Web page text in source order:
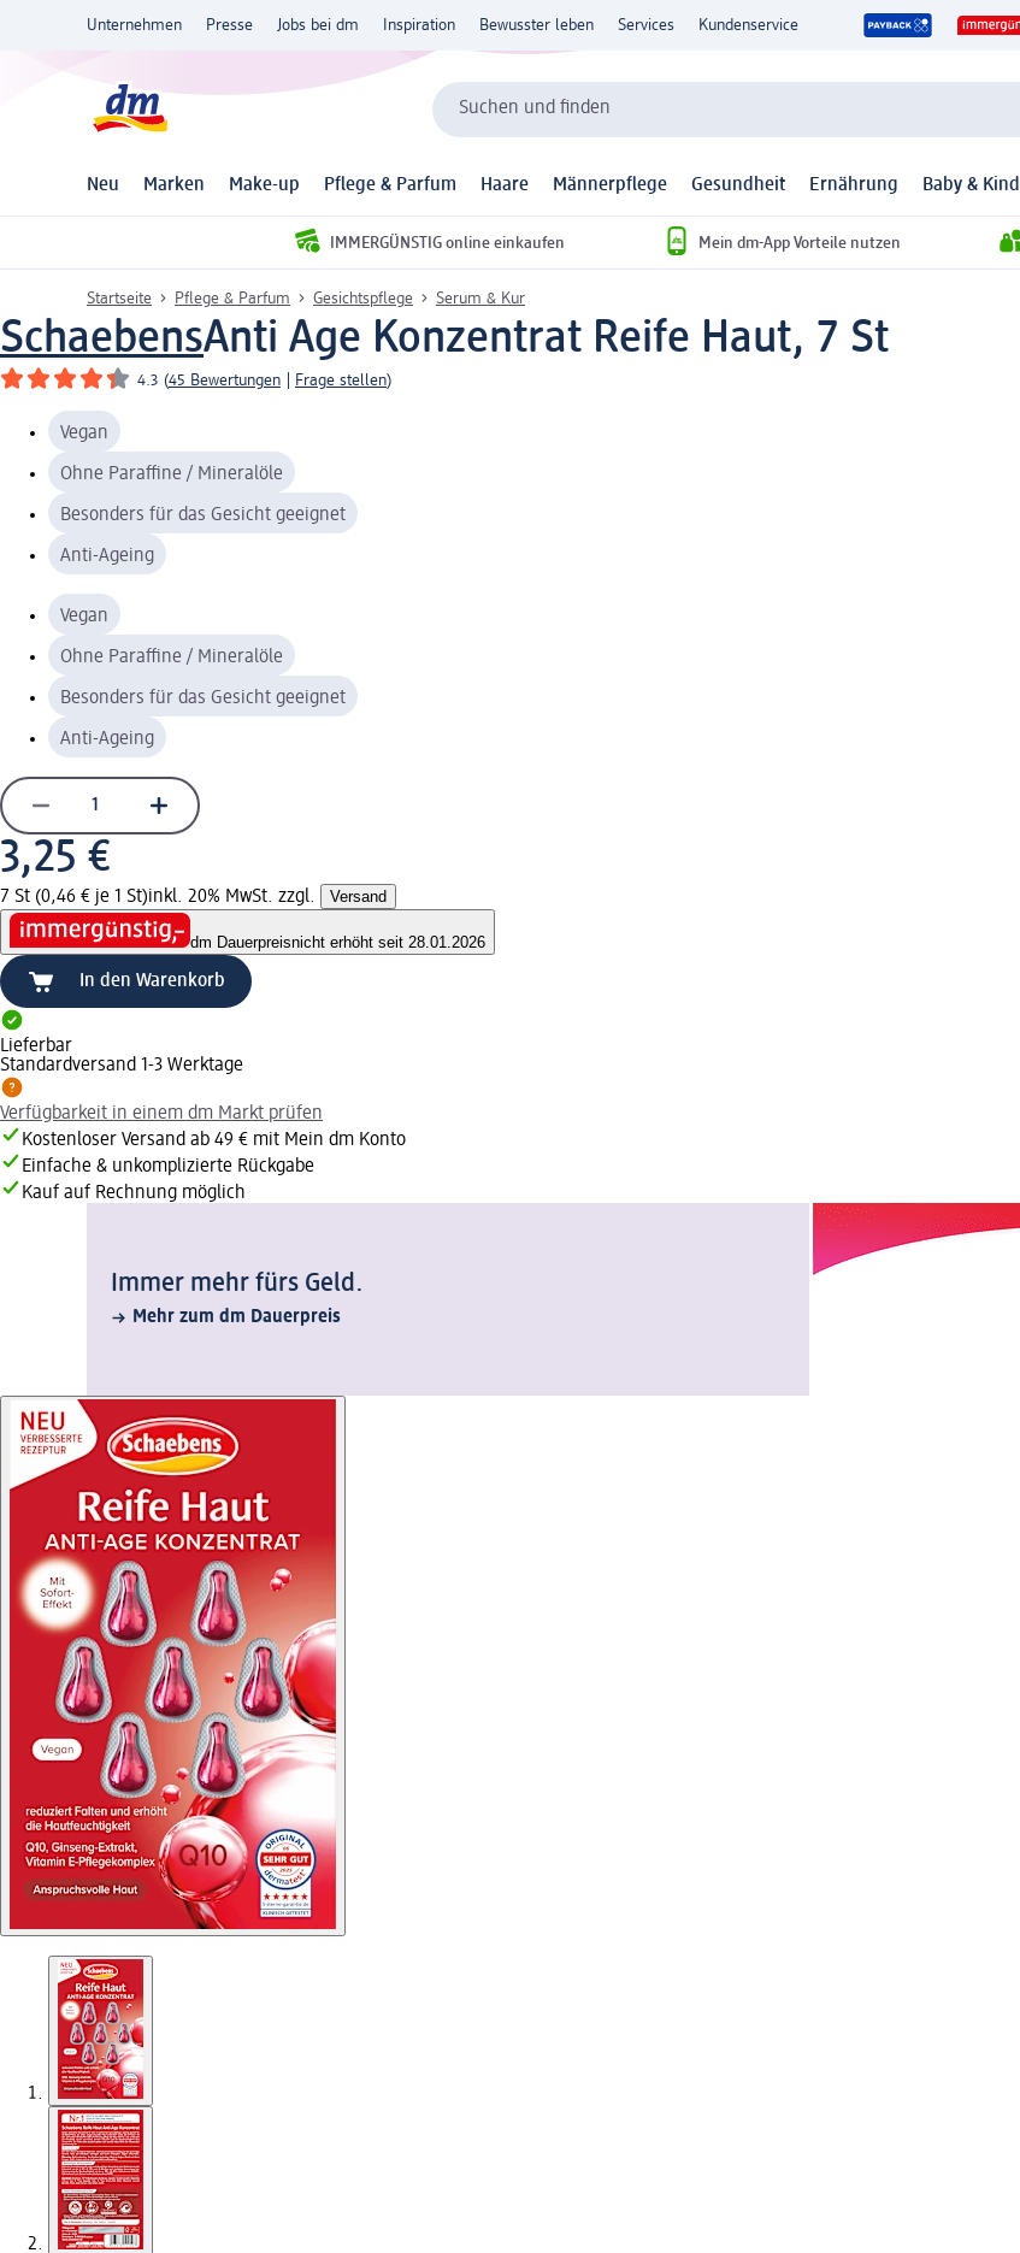
Unternehmen Presse Jobs bei dm Inspiration Bewusster leben Services Kundenservice
Suchen und finden
Neu Marken Make-up Pflege & Parfum Haare Männerpflege Gesundheit Ernährung Baby & Kind
IMMERGÜNSTIG online einkaufen Mein dm-App Vorteile nutzen
Startseite Pflege & Parfum Gesichtspflege Serum & Kur
SchaebensAnti Age Konzentrat Reife Haut, 7 St
4.3 (45 Bewertungen Frage stellen)
Vegan
Ohne Paraffine / Mineralöle
Besonders für das Gesicht geeignet
Anti-Ageing
Vegan
Ohne Paraffine / Mineralöle
Besonders für das Gesicht geeignet
Anti-Ageing
3,25 €
7 St (0,46 € je 1 St)inkl. 20% MwSt. zzgl. Versand
dm Dauerpreisnicht erhöht seit 28.01.2026
In den Warenkorb
Lieferbar
Standardversand 1-3 Werktage
Verfügbarkeit in einem dm Markt prüfen
Kostenloser Versand ab 49 € mit Mein dm Konto
Einfache & unkomplizierte Rückgabe
Kauf auf Rechnung möglich
Immer mehr fürs Geld.
Mehr zum dm Dauerpreis